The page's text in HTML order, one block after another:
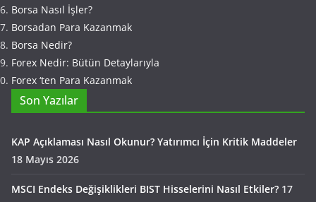
Borsa Nasıl İşler?
Borsadan Para Kazanmak
Borsa Nedir?
Forex Nedir: Bütün Detaylarıyla
Forex ‘ten Para Kazanmak
Son Yazılar
KAP Açıklaması Nasıl Okunur? Yatırımcı İçin Kritik Maddeler
18 Mayıs 2026
MSCI Endeks Değişiklikleri BIST Hisselerini Nasıl Etkiler? 17